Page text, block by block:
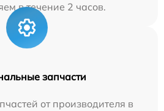
в течение 2 часов.
запчасти
от производителя в